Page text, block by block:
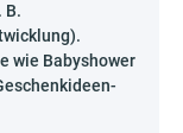
B.
wie Babyshower